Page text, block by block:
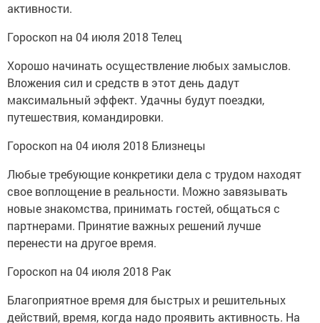
активности.
Гороскоп на 04 июля 2018 Телец
Хорошо начинать осуществление любых замыслов.
Вложения сил и средств в этот день дадут
максимальный эффект. Удачны будут поездки,
путешествия, командировки.
Гороскоп на 04 июля 2018 Близнецы
Любые требующие конкретики дела с трудом находят
свое воплощение в реальности. Можно завязывать
новые знакомства, принимать гостей, общаться с
партнерами. Принятие важных решений лучше
перенести на другое время.
Гороскоп на 04 июля 2018 Рак
Благоприятное время для быстрых и решительных
действий, время, когда надо проявить активность. На